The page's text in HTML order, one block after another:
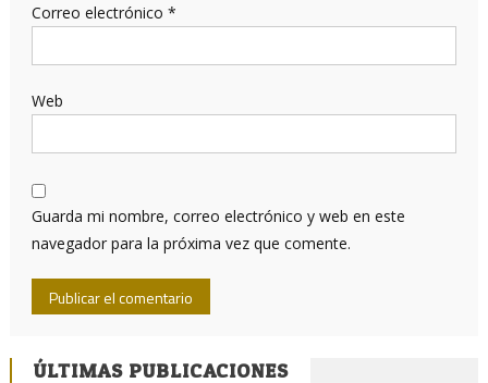
Correo electrónico *
Web
Guarda mi nombre, correo electrónico y web en este
navegador para la próxima vez que comente.
ÚLTIMAS PUBLICACIONES